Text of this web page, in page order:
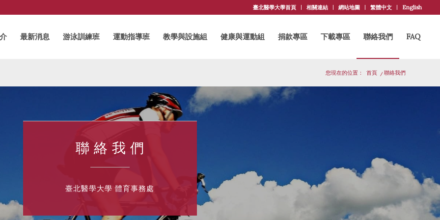
臺北醫學大學首頁 相關連結 網站地圖 繁體中文 English
最新消息 游泳訓練班 運動指導班 教學與設施組 健康與運動組 捐款專區 下載專區 聯絡我們 FAQ
您現在的位置： 首頁 / 聯絡我們
聯 絡 我 們
臺北醫學大學 體育事務處